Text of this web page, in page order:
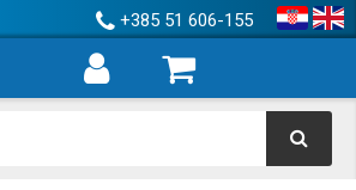
+385 51 606-155